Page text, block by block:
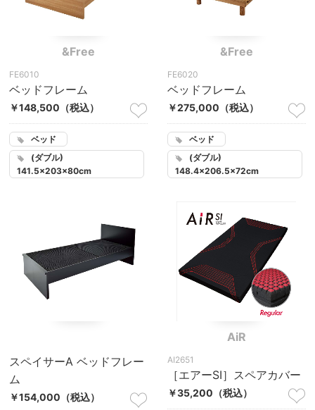
&Free
FE6010
ベッドフレーム
￥148,500 （税込）
ベッド
(ダブル)
141.5×203×80cm
&Free
FE6020
ベッドフレーム
￥275,000 （税込）
ベッド
(ダブル)
148.4×206.5×72cm
スペイサーA ベッドフレー
ム
￥154,000 （税込）
AiR
AI2651
［エアーSI］スペアカバー
￥35,200 （税込）